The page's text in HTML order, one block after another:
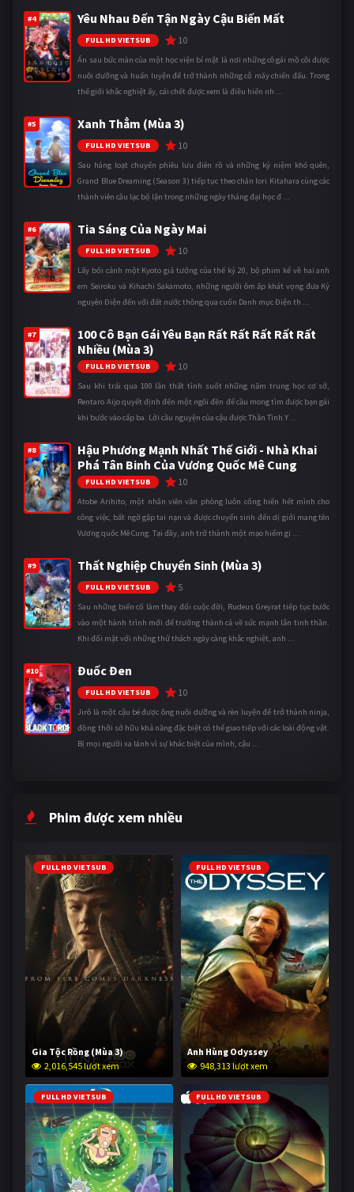
#4 Yêu Nhau Đến Tận Ngày Cậu Biến Mất
FULL HD VIETSUB 10
Ẩn sau bức màn của một học viện bí mật là nơi những cô gái mồ côi được
nuôi dưỡng và huấn luyện để trở thành những cỗ máy chiến đấu. Trong
thế giới khắc nghiệt ấy, cái chết được xem là điều hiển nh ...
#5 Xanh Thẳm (Mùa 3)
FULL HD VIETSUB 10
Sau hàng loạt chuyến phiêu lưu điên rồ và những kỷ niệm khó quên,
Grand Blue Dreaming (Season 3) tiếp tục theo chân Iori Kitahara cùng các
thành viên câu lạc bộ lặn trong những ngày tháng đại học đ ...
#6 Tia Sáng Của Ngày Mai
FULL HD VIETSUB 10
Lấy bối cảnh một Kyoto giả tưởng của thế kỷ 20, bộ phim kể về hai anh
em Seiroku và Kihachi Sakamoto, những người ôm ấp khát vọng đưa Kỷ
nguyên Điện đến với đất nước thông qua cuốn Danh mục Điện th ...
#7
100 Cô Bạn Gái Yêu Bạn Rất Rất Rất Rất Rất
Nhiều (Mùa 3)
FULL HD VIETSUB 10
Sau khi trải qua 100 lần thất tình suốt những năm trung học cơ sở,
Rentaro Aijo quyết định đến một ngôi đền để cầu mong tìm được bạn gái
khi bước vào cấp ba. Lời cầu nguyện của cậu được Thần Tình Y ...
#8
Hậu Phương Mạnh Nhất Thế Giới - Nhà Khai
Phá Tân Binh Của Vương Quốc Mê Cung
FULL HD VIETSUB 10
Atobe Arihito, một nhân viên văn phòng luôn cống hiến hết mình cho
công việc, bất ngờ gặp tai nạn và được chuyển sinh đến dị giới mang tên
Vương quốc Mê Cung. Tại đây, anh trở thành một mạo hiểm gi ...
#9 Thất Nghiệp Chuyển Sinh (Mùa 3)
FULL HD VIETSUB 5
Sau những biến cố làm thay đổi cuộc đời, Rudeus Greyrat tiếp tục bước
vào một hành trình mới để trưởng thành cả về sức mạnh lẫn tinh thần.
Khi đối mặt với những thử thách ngày càng khắc nghiệt, anh ...
#10 Đuốc Đen
FULL HD VIETSUB 10
Jirô là một cậu bé được ông nuôi dưỡng và rèn luyện để trở thành ninja,
đồng thời sở hữu khả năng đặc biệt có thể giao tiếp với các loài động vật.
Bị mọi người xa lánh vì sự khác biệt của mình, cậu ...
Phim được xem nhiều
FULL HD VIETSUB
Gia Tộc Rồng (Mùa 3)
2,016,545 lượt xem
FULL HD VIETSUB
Anh Hùng Odyssey
948,313 lượt xem
FULL HD VIETSUB FULL HD VIETSUB